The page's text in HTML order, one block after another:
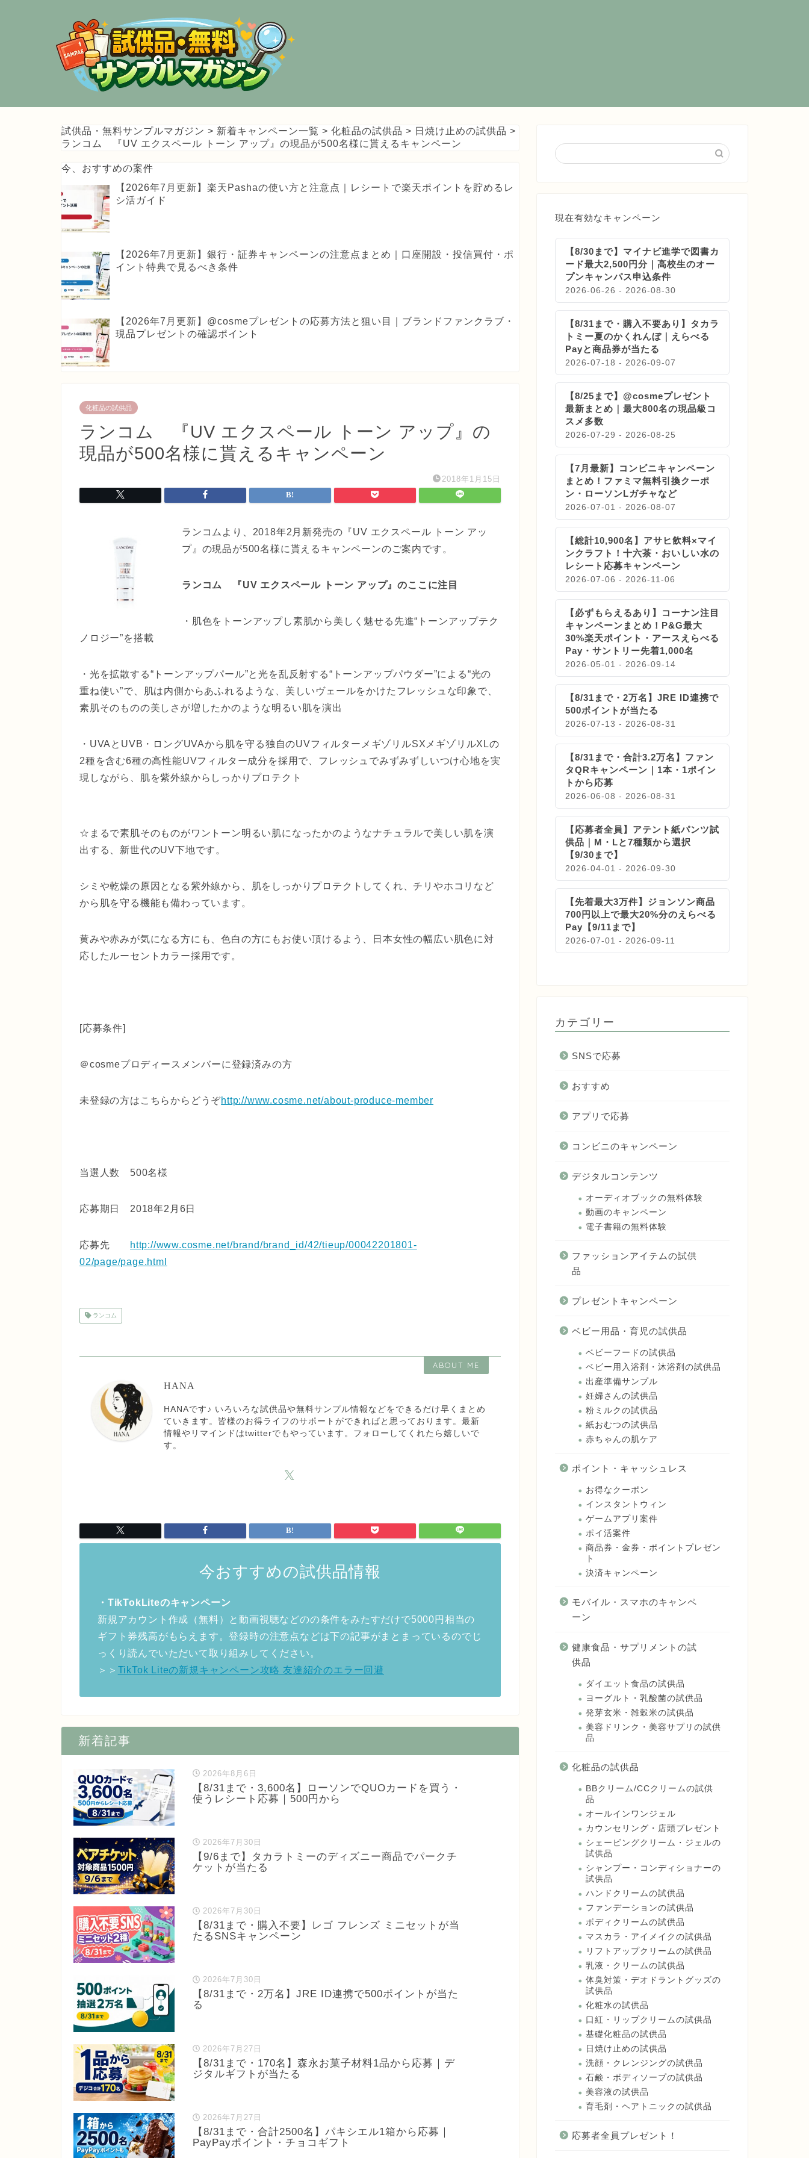
試供品・無料サンプルマガジン > 新着キャンペーン一覧 > 化粧品の試供品 > 日焼け止めの試供品 >
ランコム 『UV エクスペール トーン アップ』の現品が500名様に貰えるキャンペーン
今、おすすめの案件
【2026年7月更新】楽天Pashaの使い方と注意点｜レシートで楽天ポイントを貯めるレ
シ活ガイド
【2026年7月更新】銀行・証券キャンペーンの注意点まとめ｜口座開設・投信買付・ポ
イント特典で見るべき条件
【2026年7月更新】@cosmeプレゼントの応募方法と狙い目｜ブランドファンクラブ・
現品プレゼントの確認ポイント
化粧品の試供品
ランコム 『UV エクスペール トーン アップ』の
現品が500名様に貰えるキャンペーン
2018年1月15日
ランコムより、2018年2月新発売の『UV エクスペール トーン アッ
プ』の現品が500名様に貰えるキャンペーンのご案内です。
ランコム 『UV エクスペール トーン アップ』のここに注目
・肌色をトーンアップし素肌から美しく魅せる先進“トーンアップテク
ノロジー”を搭載
・光を拡散する“トーンアップパール”と光を乱反射する“トーンアップパウダー”による“光の
重ね使い”で、肌は内側からあふれるような、美しいヴェールをかけたフレッシュな印象で、
素肌そのものの美しさが増したかのような明るい肌を演出
・UVAとUVB・ロングUVAから肌を守る独自のUVフィルターメギゾリルSXメギゾリルXLの
2種を含む6種の高性能UVフィルター成分を採用で、フレッシュでみずみずしいつけ心地を実
現しながら、肌を紫外線からしっかりプロテクト
☆まるで素肌そのものがワントーン明るい肌になったかのようなナチュラルで美しい肌を演
出する、新世代のUV下地です。
シミや乾燥の原因となる紫外線から、肌をしっかりプロテクトしてくれ、チリやホコリなど
から肌を守る機能も備わっています。
黄みや赤みが気になる方にも、色白の方にもお使い頂けるよう、日本女性の幅広い肌色に対
応したルーセントカラー採用です。
[応募条件]
＠cosmeプロディースメンバーに登録済みの方
未登録の方はこちらからどうぞhttp://www.cosme.net/about-produce-member
当選人数 500名様
応募期日 2018年2月6日
応募先
http://www.cosme.net/brand/brand_id/42/tieup/00042201801-
02/page/page.html
ランコム
ABOUT ME
HANA
HANAです♪ いろいろな試供品や無料サンプル情報などをできるだけ早くまとめ
ていきます。皆様のお得ライフのサポートができればと思っております。最新
情報やリマインドはtwitterでもやっています。フォローしてくれたら嬉しいで
す。
今おすすめの試供品情報
・TikTokLiteのキャンペーン
新規アカウント作成（無料）と動画視聴などのの条件をみたすだけで5000円相当の
ギフト券残高がもらえます。登録時の注意点などは下の記事がまとまっているのでじ
っくり読んでいただいて取り組みしてください。
＞＞ TikTok Liteの新規キャンペーン攻略 友達紹介のエラー回避
新着記事
2026年8月6日
【8/31まで・3,600名】ローソンでQUOカードを買う・
使うレシート応募｜500円から
2026年7月30日
【9/6まで】タカラトミーのディズニー商品でパークチ
ケットが当たる
2026年7月30日
【8/31まで・購入不要】レゴ フレンズ ミニセットが当
たるSNSキャンペーン
2026年7月30日
【8/31まで・2万名】JRE ID連携で500ポイントが当た
る
2026年7月27日
【8/31まで・170名】森永お菓子材料1品から応募｜デ
ジタルギフトが当たる
2026年7月27日
【8/31まで・合計2500名】パキシエル1箱から応募｜
PayPayポイント・チョコギフト
現在有効なキャンペーン
【8/30まで】マイナビ進学で図書カ
ード最大2,500円分｜高校生のオー
プンキャンパス申込条件
2026-06-26 - 2026-08-30
【8/31まで・購入不要あり】タカラ
トミー夏のかくれんぼ｜えらべる
Payと商品券が当たる
2026-07-18 - 2026-09-07
【8/25まで】@cosmeプレゼント
最新まとめ｜最大800名の現品級コ
スメ多数
2026-07-29 - 2026-08-25
【7月最新】コンビニキャンペーン
まとめ！ファミマ無料引換クーポ
ン・ローソンLガチャなど
2026-07-01 - 2026-08-07
【総計10,900名】アサヒ飲料×マイ
ンクラフト！十六茶・おいしい水の
レシート応募キャンペーン
2026-07-06 - 2026-11-06
【必ずもらえるあり】コーナン注目
キャンペーンまとめ！P&G最大
30%楽天ポイント・アースえらべる
Pay・サントリー先着1,000名
2026-05-01 - 2026-09-14
【8/31まで・2万名】JRE ID連携で
500ポイントが当たる
2026-07-13 - 2026-08-31
【8/31まで・合計3.2万名】ファン
タQRキャンペーン｜1本・1ポイン
トから応募
2026-06-08 - 2026-08-31
【応募者全員】アテント紙パンツ試
供品｜M・Lと7種類から選択
【9/30まで】
2026-04-01 - 2026-09-30
【先着最大3万件】ジョンソン商品
700円以上で最大20%分のえらべる
Pay【9/11まで】
2026-07-01 - 2026-09-11
カテゴリー
SNSで応募
おすすめ
アプリで応募
コンビニのキャンペーン
デジタルコンテンツ
オーディオブックの無料体験
動画のキャンペーン
電子書籍の無料体験
ファッションアイテムの試供
品
プレゼントキャンペーン
ベビー用品・育児の試供品
ベビーフードの試供品
ベビー用入浴剤・沐浴剤の試供品
出産準備サンプル
妊婦さんの試供品
粉ミルクの試供品
紙おむつの試供品
赤ちゃんの肌ケア
ポイント・キャッシュレス
お得なクーポン
インスタントウィン
ゲームアプリ案件
ポイ活案件
商品券・金券・ポイントプレゼン
ト
決済キャンペーン
モバイル・スマホのキャンペ
ーン
健康食品・サプリメントの試
供品
ダイエット食品の試供品
ヨーグルト・乳酸菌の試供品
発芽玄米・雑穀米の試供品
美容ドリンク・美容サプリの試供
品
化粧品の試供品
BBクリーム/CCクリームの試供
品
オールインワンジェル
カウンセリング・店頭プレゼント
シェービングクリーム・ジェルの
試供品
シャンプー・コンディショナーの
試供品
ハンドクリームの試供品
ファンデーションの試供品
ボディクリームの試供品
マスカラ・アイメイクの試供品
リフトアップクリームの試供品
乳液・クリームの試供品
体臭対策・デオドラントグッズの
試供品
化粧水の試供品
口紅・リップクリームの試供品
基礎化粧品の試供品
日焼け止めの試供品
洗顔・クレンジングの試供品
石鹸・ボディソープの試供品
美容液の試供品
育毛剤・ヘアトニックの試供品
応募者全員プレゼント！